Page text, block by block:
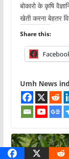
बोकारो के कृषि
खेती करना बेहतर
Share this:
Umh News